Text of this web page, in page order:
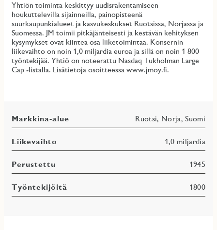
Yhtiön toiminta keskittyy uudisrakentamiseen
houkuttelevilla sijainneilla, painopisteenä
suurkaupunkialueet ja kasvukeskukset Ruotsissa, Norjassa ja
Suomessa. JM toimii pitkäjänteisesti ja kestävän kehityksen
kysymykset ovat kiinteä osa liiketoimintaa. Konsernin
liikevaihto on noin 1,0 miljardia euroa ja sillä on noin 1 800
työntekijää. Yhtiö on noteerattu Nasdaq Tukholman Large
Cap -listalla. Lisätietoja osoitteessa www.jmoy.fi.
Markkina-alue Ruotsi, Norja, Suomi
Liikevaihto 1,0 miljardia
Perustettu 1945
Työntekijöitä 1800